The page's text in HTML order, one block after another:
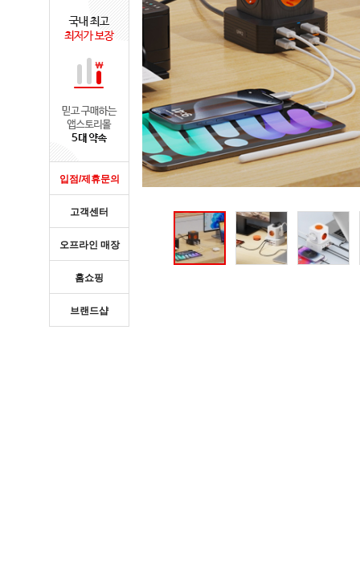
입점/제휴문의
고객센터
오프라인 매장
홈쇼핑
브랜드샵